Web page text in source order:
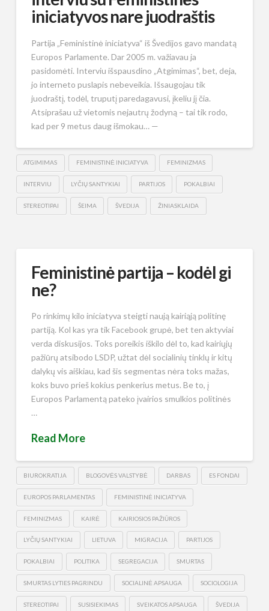
iniciatyvos nare juodraštis
Partija „Feministinė iniciatyva“ iš Švedijos gavo mandatą
Europos Parlamente. Dar 2005 m. važiavau ja
pasidomėti. Interviu išspausdino „Atgimimas“, bet, deja,
jo interneto puslapis nebeveikia. Išsaugojau tik
juodraštį, todėl, truputį paredagavusi, įkeliu jį čia.
Atsiprašau už vietomis nejautrų žodyną – tai tik rodo,
kad per 9 metus daug išmokau… —
ATGIMIMAS FEMINISTINĖ INICIATYVA FEMINIZMAS
INTERVIU LYČIŲ SANTYKIAI PARTIJOS POKALBIAI
STEREOTIPAI ŠEIMA ŠVEDIJA ŽINIASKLAIDA
Feministinė partija – kodėl gi
ne?
Po rinkimų kilo iniciatyva steigti naują kairiąją politinę
partiją. Kol kas yra tik Facebook grupė, bet ten aktyviai
verda diskusijos. Toks poreikis iškilo dėl to, kad kairiųjų
pažiūrų atsibodo LSDP, užtat dėl socialinių tinklų ir kitų
dalykų vis aiškiau, kad šis segmentas nėra toks mažas,
koks buvo prieš kokius penkerius metus. Be to, į
Europos Parlamentą pateko įvairios smulkios politinės
…
Read More
BIUROKRATIJA BLOGOVĖS VALSTYBĖ DARBAS ES FONDAI
EUROPOS PARLAMENTAS FEMINISTINĖ INICIATYVA
FEMINIZMAS KAIRĖ KAIRIOSIOS PAŽIŪROS
LYČIŲ SANTYKIAI LIETUVA MIGRACIJA PARTIJOS
POKALBIAI POLITIKA SEGREGACIJA SMURTAS
SMURTAS LYTIES PAGRINDU SOCIALINĖ APSAUGA SOCIOLOGIJA
STEREOTIPAI SUSISIEKIMAS SVEIKATOS APSAUGA ŠVEDIJA